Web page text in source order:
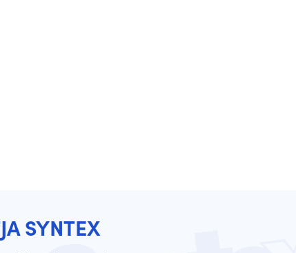
SYNTEX